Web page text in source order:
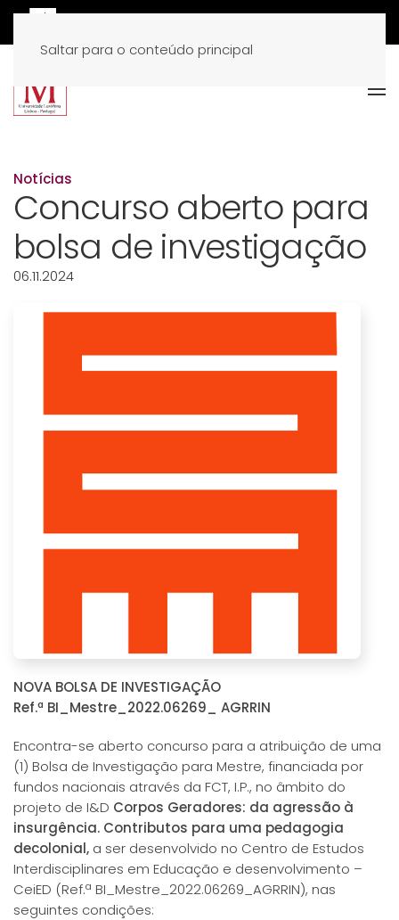
Saltar para o conteúdo principal
Notícias
Concurso aberto para
bolsa de investigação
06.11.2024
NOVA BOLSA DE INVESTIGAÇÃO
Ref.ª BI_Mestre_2022.06269_
AGRRIN
Encontra-se aberto concurso para a atribuição de uma
(1) Bolsa de Investigação para Mestre, financiada por
fundos nacionais através da FCT, I.P., no âmbito do
projeto de I&D Corpos Geradores: da agressão à
insurgência. Contributos para uma pedagogia
decolonial, a ser desenvolvido no Centro de Estudos
Interdisciplinares em Educação e desenvolvimento –
CeiED (Ref.ª BI_Mestre_2022.06269_AGRRIN), nas
seguintes condições: